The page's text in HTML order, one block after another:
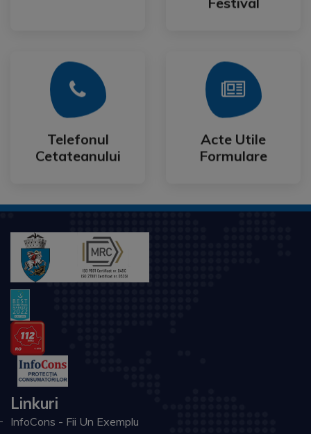
Telefonul
Cetateanului
Telefonul
Cetateanului
Mai Mult
Acte Utile
Formulare
Acte Utile
Formulare
Mai Mult
Linkuri
InfoCons - Fii Un Exemplu